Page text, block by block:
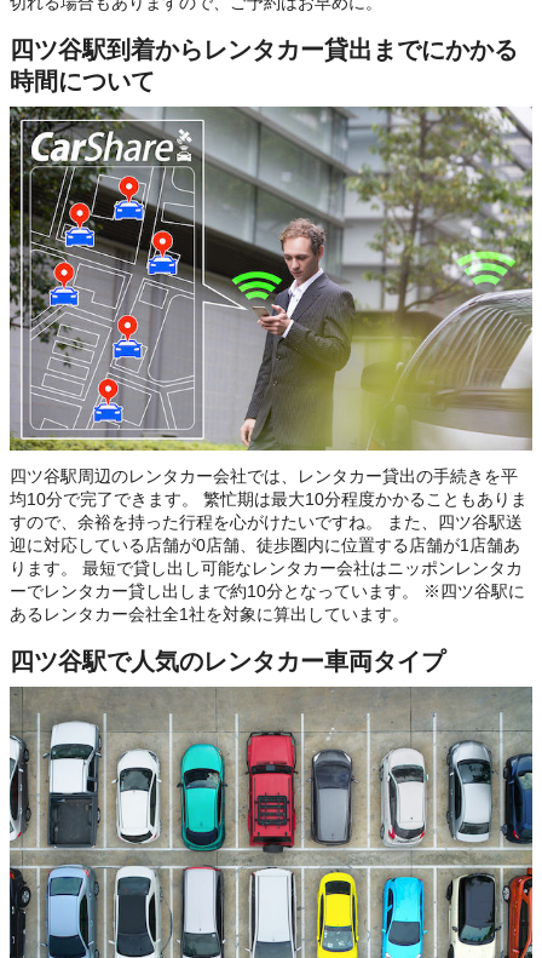
四ツ谷駅到着からレンタカー貸出までにかかる
時間について
四ツ谷駅周辺のレンタカー会社では、レンタカー貸出の手続きを平
均10分で完了できます。 繁忙期は最大10分程度かかることもありま
すので、余裕を持った行程を心がけたいですね。 また、四ツ谷駅送
迎に対応している店舗が0店舗、徒歩圏内に位置する店舗が1店舗あ
ります。 最短で貸し出し可能なレンタカー会社はニッポンレンタカ
ーでレンタカー貸し出しまで約10分となっています。 ※四ツ谷駅に
あるレンタカー会社全1社を対象に算出しています。
四ツ谷駅で人気のレンタカー車両タイプ